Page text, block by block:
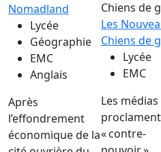
Nomadland
Lycée
Géographie
EMC
Anglais
Après
l’effondrement
économique de la
Les
Chiens de
Lycée
EMC
Les médias
proclament
« contre-